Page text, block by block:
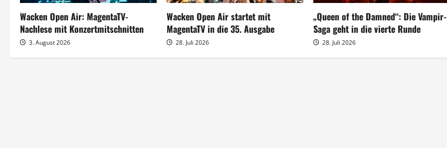
n
a
v
Wacken Open Air: MagentaTV-
Nachlese mit Konzertmitschnitten
3. August 2026
Wacken Open Air startet mit
MagentaTV in die 35. Ausgabe
28. Juli 2026
„Queen of the Damned“: Die Vampir-
Saga geht in die vierte Runde
28. Juli 2026